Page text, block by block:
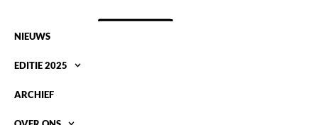
NIEUWS
EDITIE 2025
ARCHIEF